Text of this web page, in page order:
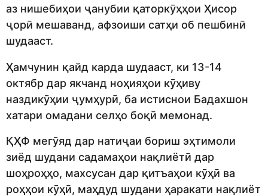
аз нишебиҳои ҷанубии қаторкӯҳҳои Ҳисор
ҷорӣ мешаванд, афзоиши сатҳи об пешбинӣ
шудааст.
Ҳамчунин қайд карда шудааст, ки 13-14
октябр дар якчанд ноҳияҳои кӯҳиву
наздикӯҳии ҷумҳурӣ, ба истиснои Бадахшон
хатари омадани селҳо боқӣ мемонад.
ҚҲФ мегӯяд дар натиҷаи бориш эҳтимоли
зиёд шудани садамаҳои нақлиётӣ дар
шоҳроҳҳо, махсусан дар қитъаҳои кӯҳӣ ва
роҳҳои кӯҳӣ, маҳдуд шудани ҳаракати нақлиёт